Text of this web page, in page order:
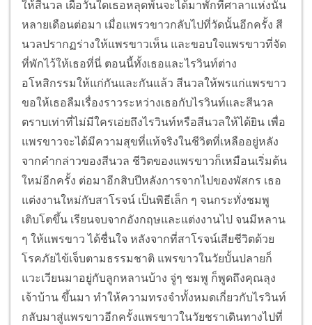
ให้สีนวล เผื่อวันใดเธอหลุดพ้นจะได้มาพักที่ศาลาแห่งนั้น
หลายเดือนต่อมา เมื่อแพรวขาวกลับไปที่วัดนั้นอีกครั้ง สี
นวลปรากฏร่างให้แพรขาวเห็น และขอบใจแพรขาวที่จัด
ที่พักไว้ให้เธอที่นี่ ตอนนี้ทั้งเธอและไรวินท์ต่าง
อโหสิกรรมให้แก่กันและกันแล้ว สีนวลให้พรแก่แพรขาว
ขอให้เธอลืมเรื่องราวระหว่างเธอกับไรวินท์และสีนวล
ตราบเท่าที่ไม่มีใครเอ่ยถึงไรวินท์หรือสีนวลให้ได้ยิน เพื่อ
แพรขาวจะได้มีความสุขที่แท้จริงในชีวิตที่เหลืออยู่หลัง
จากคำกล่าวของสีนวล ชีวิตของแพรขาวก็เหมือนเริ่มต้น
ใหม่อีกครั้ง ต่อมาอีกสิบปีหลังการจากไปของพัสกร เธอ
แต่งงานใหม่กับสาโรจน์ เป็นพิธีเล็ก ๆ จนกระทั่งชมพู
เติบโตขึ้น เรียนจบจากอังกฤษและแต่งงานไป จนมีหลาน
ๆ ให้แพรขาว ได้ชื่นใจ หลังจากที่สาโรจน์เสียชีวิตด้วย
โรคภัยไข้เจ็บตามธรรมชาติ แพรขาวในวัยบั้นปลายก็
แวะเวียนมาอยู่กับลูกหลานบ้าง จู่ๆ ชมพู ก็พูดถึงคุณลุง
เจ้าบ้าน ขึ้นมา ทำให้ความทรงจำทั้งหมดเกี่ยวกับไรวินท์
กลับมาสู่แพรขาวอีกครั้งแพรขาวในวัยชราเดินทางไปที่